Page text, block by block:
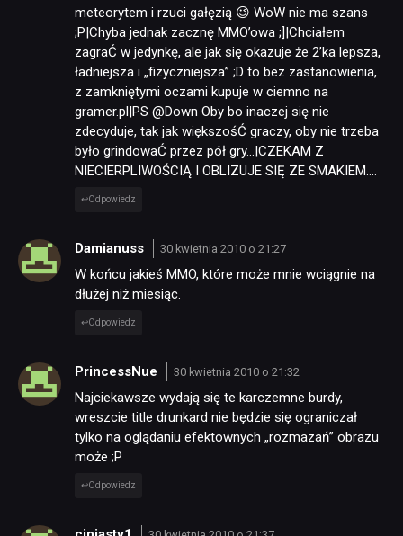
meteorytem i rzuci gałęzią 😉 WoW nie ma szans
;P|Chyba jednak zacznę MMO’owa ;]|Chciałem
zagraĆ w jedynkę, ale jak się okazuje że 2’ka lepsza,
ładniejsza i „fizyczniejsza” ;D to bez zastanowienia,
z zamkniętymi oczami kupuje w ciemno na
gramer.pl|PS @Down Oby bo inaczej się nie
zdecyduje, tak jak większośĆ graczy, oby nie trzeba
było grindowaĆ przez pół gry…|CZEKAM Z
NIECIERPLIWOŚCIĄ I OBLIZUJE SIĘ ZE SMAKIEM….
Odpowiedz
Damianuss 30 kwietnia 2010 o 21:27
W końcu jakieś MMO, które może mnie wciągnie na
dłużej niż miesiąc.
Odpowiedz
PrincessNue 30 kwietnia 2010 o 21:32
Najciekawsze wydają się te karczemne burdy,
wreszcie title drunkard nie będzie się ograniczał
tylko na oglądaniu efektownych „rozmazań” obrazu
może ;P
Odpowiedz